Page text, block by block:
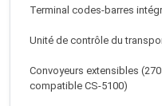
Terminal codes-barres
Unité de contrôle du
Convoyeurs extensibles
compatible CS-5100)